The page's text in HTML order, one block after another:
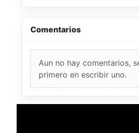
Comentarios
Aun no hay comentarios,
primero en escribir uno.